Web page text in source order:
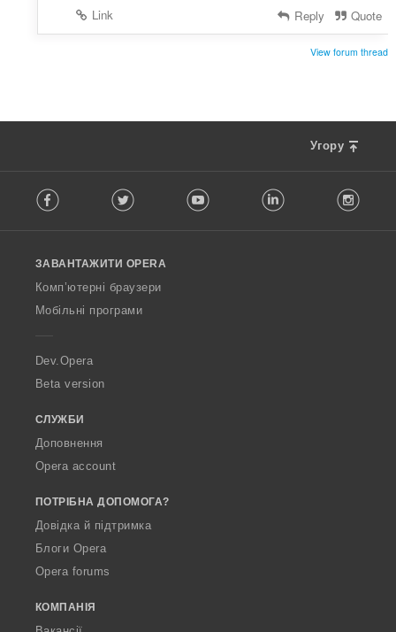
Link
Reply Quote
View forum thread
Угору
o
w
O
p
a
Facebook Twitter Youtube LinkedIn
ЗАВАНТАЖИТИ OPERA
Комп’ютерні браузери
Мобільні програми
Dev.Opera
Beta version
СЛУЖБИ
Доповнення
Opera account
ПОТРІБНА ДОПОМОГА?
Довідка й підтримка
Блоги Opera
Opera forums
КОМПАНІЯ